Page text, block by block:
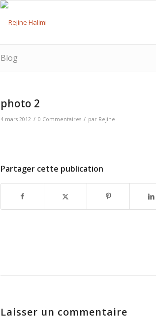
Blog
photo 2
4 mars 2012 / 0 Commentaires / par Rejine
Partager cette publication
Laisser un commentaire